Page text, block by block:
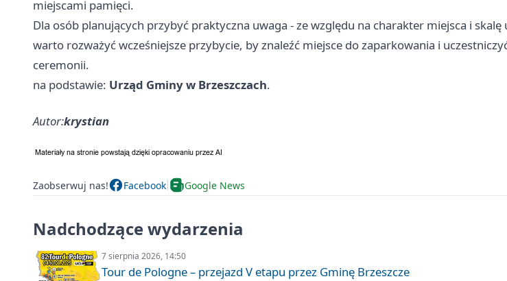
miejscami pamięci.
Dla osób planujących przybyć praktyczna uwaga - ze względu na charakter miejsca i
warto rozważyć wcześniejsze przybycie, by znaleźć miejsce do zaparkowania i
ceremonii.
na podstawie: Urząd Gminy w Brzeszczach.
Autor:krystian
Zaobserwuj nas! Facebook Google News
Nadchodzące wydarzenia
7 sierpnia 2026, 14:50
Tour de Pologne – przejazd V etapu przez Gminę Brzeszcze